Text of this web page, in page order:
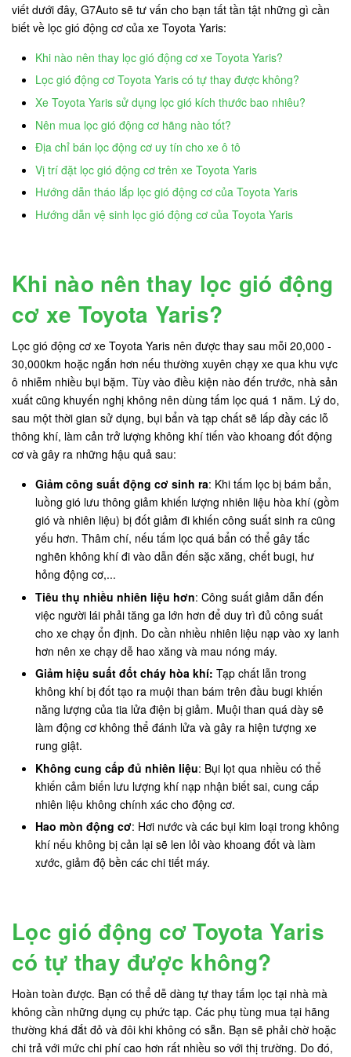
viết dưới đây, G7Auto sẽ tư vấn cho bạn tất tần tật những gì cần
biết về lọc gió động cơ của xe Toyota Yaris:
Khi nào nên thay lọc gió động cơ xe Toyota Yaris?
Lọc gió động cơ Toyota Yaris có tự thay được không?
Xe Toyota Yaris sử dụng lọc gió kích thước bao nhiêu?
Nên mua lọc gió động cơ hãng nào tốt?
Địa chỉ bán lọc động cơ uy tín cho xe ô tô
Vị trí đặt lọc gió động cơ trên xe Toyota Yaris
Hướng dẫn tháo lắp lọc gió động cơ của Toyota Yaris
Hướng dẫn vệ sinh lọc gió động cơ của Toyota Yaris
Khi nào nên thay lọc gió động
cơ xe Toyota Yaris?
Lọc gió động cơ xe Toyota Yaris nên được thay sau mỗi 20,000 -
30,000km hoặc ngắn hơn nếu thường xuyên chạy xe qua khu vực
ô nhiễm nhiều bụi bặm. Tùy vào điều kiện nào đến trước, nhà sản
xuất cũng khuyến nghị không nên dùng tấm lọc quá 1 năm. Lý do,
sau một thời gian sử dụng, bụi bẩn và tạp chất sẽ lấp đầy các lỗ
thông khí, làm cản trở lượng không khí tiến vào khoang đốt động
cơ và gây ra những hậu quả sau:
Giảm công suất động cơ sinh ra: Khi tấm lọc bị bám bẩn,
luồng gió lưu thông giảm khiến lượng nhiên liệu hòa khí (gồm
gió và nhiên liệu) bị đốt giảm đi khiến công suất sinh ra cũng
yếu hơn. Thâm chí, nếu tấm lọc quá bẩn có thể gây tắc
nghẽn không khí đi vào dẫn đến sặc xăng, chết bugi, hư
hỏng động cơ,...
Tiêu thụ nhiều nhiên liệu hơn: Công suất giảm dẫn đến
việc người lái phải tăng ga lớn hơn để duy trì đủ công suất
cho xe chạy ổn định. Do cần nhiều nhiên liệu nạp vào xy lanh
hơn nên xe chạy dễ hao xăng và mau nóng máy.
Giảm hiệu suất đốt cháy hòa khí: Tạp chất lẫn trong
không khí bị đốt tạo ra muội than bám trên đầu bugi khiến
năng lượng của tia lửa điện bị giảm. Muội than quá dày sẽ
làm động cơ không thể đánh lửa và gây ra hiện tượng xe
rung giật.
Không cung cấp đủ nhiên liệu: Bụi lọt qua nhiều có thể
khiến cảm biến lưu lượng khí nạp nhận biết sai, cung cấp
nhiên liệu không chính xác cho động cơ.
Hao mòn động cơ: Hơi nước và các bụi kim loại trong không
khí nếu không bị cản lại sẽ len lỏi vào khoang đốt và làm
xước, giảm độ bền các chi tiết máy.
Lọc gió động cơ Toyota Yaris
có tự thay được không?
Hoàn toàn được. Bạn có thể dễ dàng tự thay tấm lọc tại nhà mà
không cần những dụng cụ phức tạp. Các phụ tùng mua tại hãng
thường khá đắt đỏ và đôi khi không có sẵn. Bạn sẽ phải chờ hoặc
chi trả với mức chi phí cao hơn rất nhiều so với thị trường. Do đó,